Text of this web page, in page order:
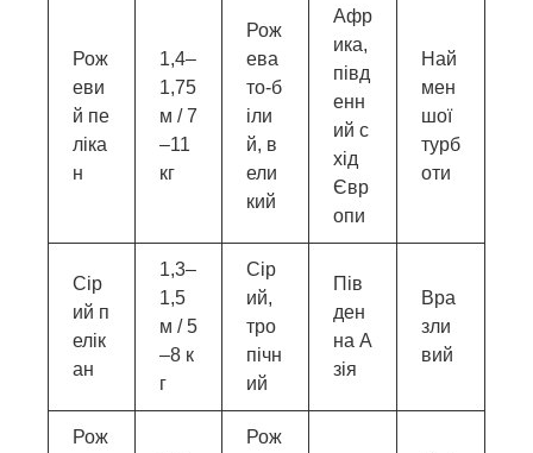
Рож
еви
й пе
ліка
н
1,4–
1,75
м / 7
–11
кг
Рож
ева
то-б
іли
й, в
ели
кий
Афр
ика,
півд
енн
ий с
хід
Євр
опи
Най
мен
шої
турб
оти
Сір
ий п
елік
ан
1,3–
1,5
м / 5
–8 к
г
Сір
ий,
тро
пічн
ий
Пів
ден
на А
зія
Вра
зли
вий
Рож
Рож